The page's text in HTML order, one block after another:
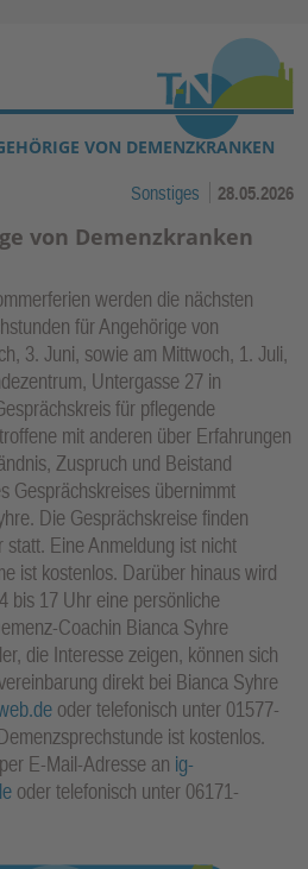
springen ↓
VON DEMENZKRANKEN
Sonstiges 28.05.2026
von Demenzkranken
werden die nächsten
für Angehörige von
3. Juni, sowie am Mittwoch, 1. Juli,
Untergasse 27 in
für pflegende
mit anderen über Erfahrungen
Zuspruch und Beistand
Gesprächskreises übernimmt
Die Gesprächskreise finden
Eine Anmeldung ist nicht
ist kostenlos. Darüber hinaus wird
bis 17 Uhr eine persönliche
Coachin Bianca Syhre
die Interesse zeigen, können sich
direkt bei Bianca Syhre
oder telefonisch unter 01577-
ist kostenlos.
E-Mail-Adresse an ig-
oder telefonisch unter 06171-